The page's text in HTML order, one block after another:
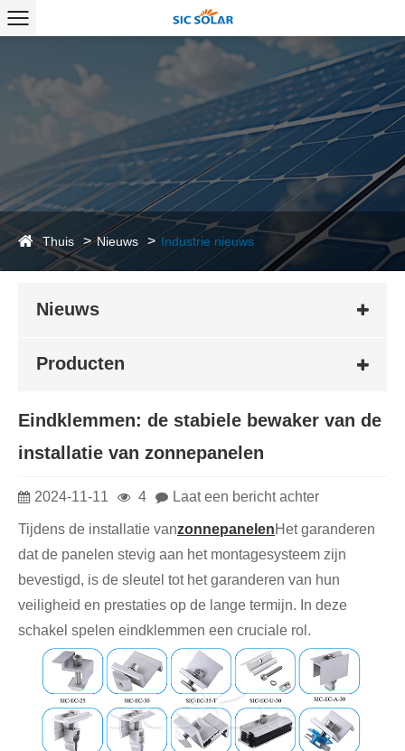
Thuis Nieuws Industrie nieuws
Nieuws
Producten
Eindklemmen: de stabiele bewaker van de
installatie van zonnepanelen
2024-11-11 4 Laat een bericht achter
Tijdens de installatie vanzonnepanelenHet garanderen
dat de panelen stevig aan het montagesysteem zijn
bevestigd, is de sleutel tot het garanderen van hun
veiligheid en prestaties op de lange termijn. In deze
schakel spelen eindklemmen een cruciale rol.